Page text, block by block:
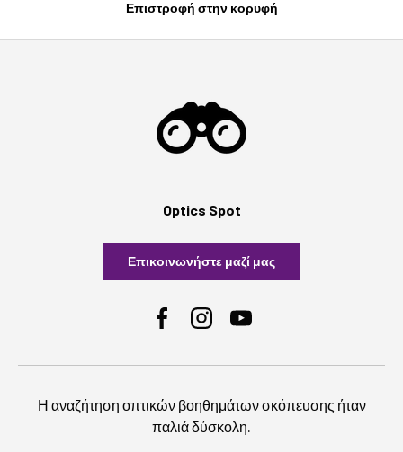
Επιστροφή στην κορυφή
Optics Spot
Επικοινωνήστε μαζί μας
FacebookInstagramYouTube
Η αναζήτηση οπτικών βοηθημάτων σκόπευσης ήταν
παλιά δύσκολη.